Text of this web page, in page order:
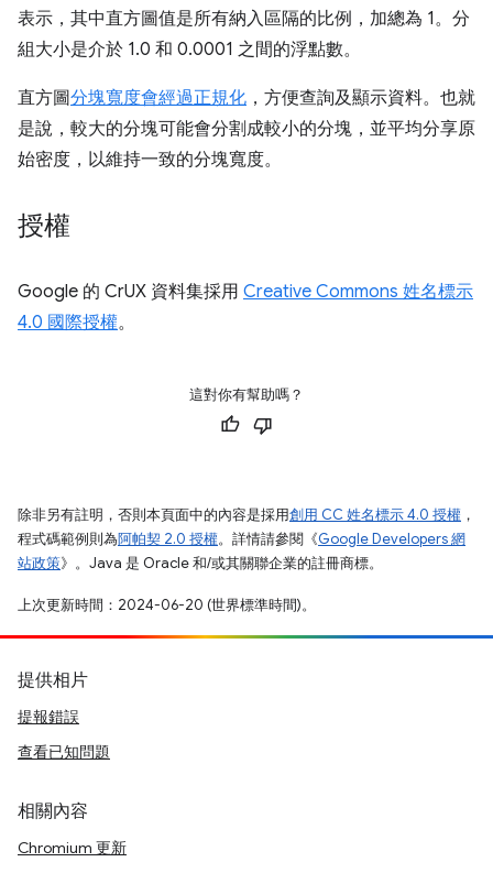
表示，其中直方圖值是所有納入區隔的比例，加總為 1。分
組大小是介於 1.0 和 0.0001 之間的浮點數。
直方圖分塊寬度會經過正規化 ，方便查詢及顯示資料。也就
是說，較大的分塊可能會分割成較小的分塊，並平均分享原
始密度，以維持一致的分塊寬度。
授權
Google 的 CrUX 資料集採用 Creative Commons 姓名標示
4.0 國際授權。
這對你有幫助嗎？
除非另有註明，否則本頁面中的內容是採用創用 CC 姓名標示 4.0 授權 ，
程式碼範例則為阿帕契 2.0 授權。詳情請參閱《Google Developers 網
站政策》。Java 是 Oracle 和/或其關聯企業的註冊商標。
上次更新時間：2024-06-20 (世界標準時間)。
提供相片
提報錯誤
查看已知問題
相關內容
Chromium 更新